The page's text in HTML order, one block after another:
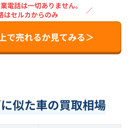
電話は一切ありません。
はセルカからのみ
／
で売れるか見てみる＞
似た車の買取相場